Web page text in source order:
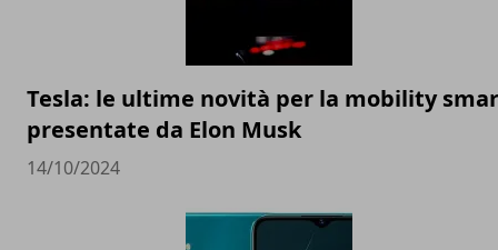
Tesla: le ultime novità per la mobility
presentate da Elon Musk
14/10/2024